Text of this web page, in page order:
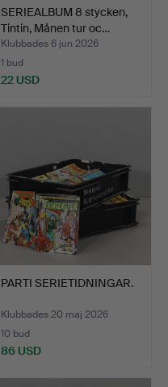
SERIEALBUM 8 stycken,
Tintin, Månen tur oc…
Klubbades 6 jun 2026
1 bud
22 USD
PARTI SERIETIDNINGAR.
Klubbades 20 maj 2026
10 bud
86 USD